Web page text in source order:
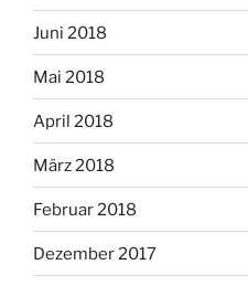
Juni 2018
Mai 2018
April 2018
März 2018
Februar 2018
Dezember 2017